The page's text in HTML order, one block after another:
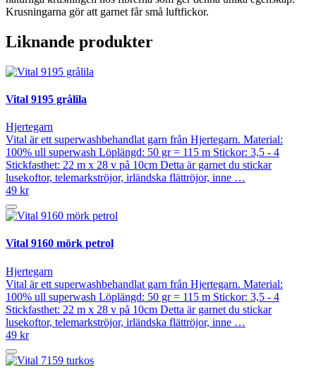
Krusningarna gör att garnet får små luftfickor.
Liknande produkter
Vital 9195 grålila
Hjertegarn
Vital är ett superwashbehandlat garn från Hjertegarn. Material:
100% ull superwash Löplängd: 50 gr = 115 m Stickor: 3,5 - 4
Stickfasthet: 22 m x 28 v på 10cm Detta är garnet du stickar
lusekoftor, telemarkströjor, irländska flättröjor, inne …
49 kr
Vital 9160 mörk petrol
Hjertegarn
Vital är ett superwashbehandlat garn från Hjertegarn. Material:
100% ull superwash Löplängd: 50 gr = 115 m Stickor: 3,5 - 4
Stickfasthet: 22 m x 28 v på 10cm Detta är garnet du stickar
lusekoftor, telemarkströjor, irländska flättröjor, inne …
49 kr